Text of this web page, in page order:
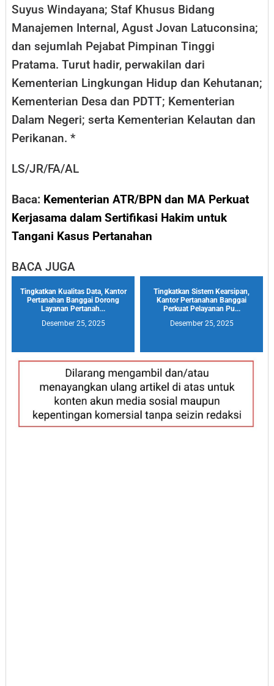
Suyus Windayana; Staf Khusus Bidang
Manajemen Internal, Agust Jovan Latuconsina;
dan sejumlah Pejabat Pimpinan Tinggi
Pratama. Turut hadir, perwakilan dari
Kementerian Lingkungan Hidup dan Kehutanan;
Kementerian Desa dan PDTT; Kementerian
Dalam Negeri; serta Kementerian Kelautan dan
Perikanan. *
LS/JR/FA/AL
Baca: Kementerian ATR/BPN dan MA Perkuat
Kerjasama dalam Sertifikasi Hakim untuk
Tangani Kasus Pertanahan
BACA JUGA
Tingkatkan Kualitas Data, Kantor
Pertanahan Banggai Dorong
Layanan Pertanah...
Desember 25, 2025
Tingkatkan Sistem Kearsipan,
Kantor Pertanahan Banggai
Perkuat Pelayanan Pu...
Desember 25, 2025